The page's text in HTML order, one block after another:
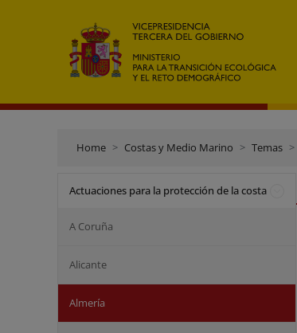
Home Costas y Medio Marino Temas
Actuaciones para la protección de la costa
A Coruña
Alicante
Almería